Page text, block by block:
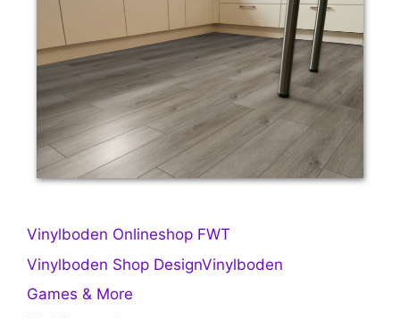
Vinylboden Onlineshop FWT
Vinylboden Shop DesignVinylboden
Games & More